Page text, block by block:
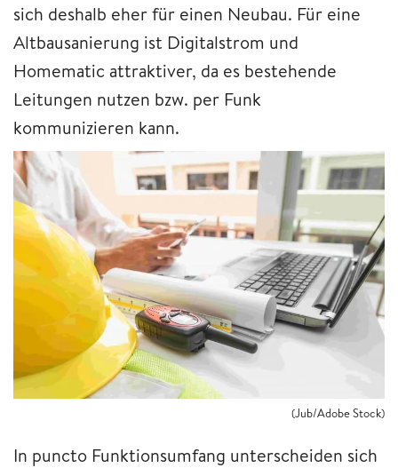
sich deshalb eher für einen Neubau. Für eine
Altbausanierung ist Digitalstrom und
Homematic attraktiver, da es bestehende
Leitungen nutzen bzw. per Funk
kommunizieren kann.
(Jub/Adobe Stock)
In puncto Funktionsumfang unterscheiden sich